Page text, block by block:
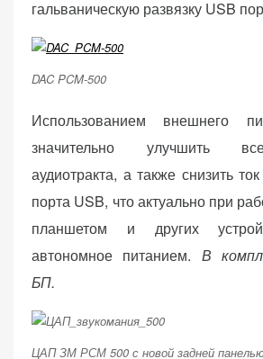
гальваническую развязку USB
DAC PCM-500
Использованием внешнего
значительно улучшить
аудиотракта, а также снизить
порта USB, что актуально при
планшетом и других
автономное питанием. В
БП.
ЦАП ЗМ РСМ 500 с новой задней